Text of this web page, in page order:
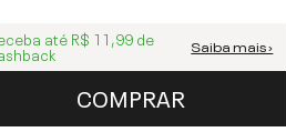
atéR$ 11,99 de Saiba mais ›
COMPRAR